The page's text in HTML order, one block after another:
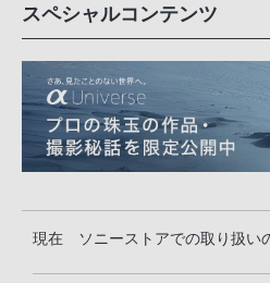
スペシャルコンテンツ
現在 ソニーストアでの取り扱い